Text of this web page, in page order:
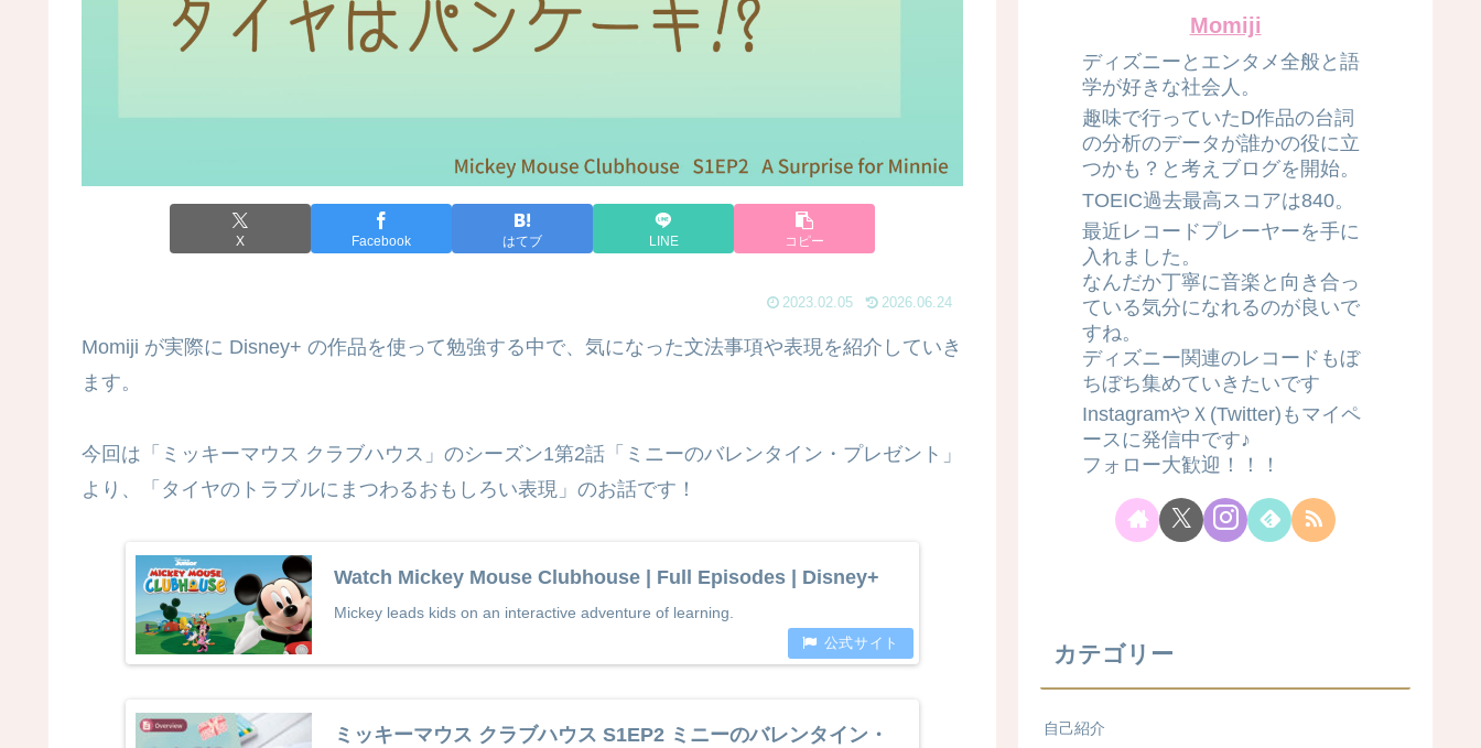
X Facebook はてブ LINE コピー
2023.02.05 2026.06.24
Momiji が実際に Disney+ の作品を使って勉強する中で、気になった文法事項や表現を紹介していき
ます。
今回は「ミッキーマウス クラブハウス」のシーズン1第2話「ミニーのバレンタイン・プレゼント」
より、「タイヤのトラブルにまつわるおもしろい表現」のお話です！
Watch Mickey Mouse Clubhouse | Full Episodes | Disney+
Mickey leads kids on an interactive adventure of learning.
ミッキーマウス クラブハウス S1EP2 ミニーのバレンタイン・
Momiji
ディズニーとエンタメ全般と語
学が好きな社会人。
趣味で行っていたD作品の台詞
の分析のデータが誰かの役に立
つかも？と考えブログを開始。
TOEIC過去最高スコアは840。
最近レコードプレーヤーを手に
入れました。
なんだか丁寧に音楽と向き合っ
ている気分になれるのが良いで
すね。
ディズニー関連のレコードもぼ
ちぼち集めていきたいです
InstagramやＸ(Twitter)もマイペ
ースに発信中です♪
フォロー大歓迎！！！
カテゴリー
自己紹介